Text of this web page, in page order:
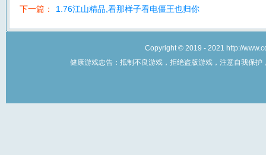
下一篇： 1.76江山精品,看那样子看电僵王也归你
Copyright © 2019 - 2021 http://
健康游戏忠告：抵制不良游戏，拒绝盗版游戏，注意自我保